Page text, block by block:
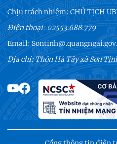
Chịu trách nhiệm:CHỦ TỊCH
Điện thoại:02553.688.779
Email:
Địa chỉ: Thôn Hà Tây xã Sơn